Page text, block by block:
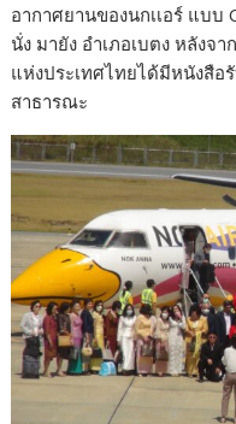
อากาศยานของนกเเอร์ แบ
นั่ง มายัง อำเภอเบตง หลังจ
แห่งประเทศไทยได้มีหนังสือ
สาธารณะ